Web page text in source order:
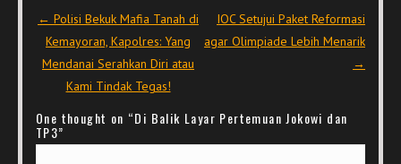
Post navigation
← Polisi Bekuk Mafia Tanah di
Kemayoran, Kapolres: Yang
Mendanai Serahkan Diri atau
Kami Tindak Tegas!
IOC Setujui Paket Reformasi
agar Olimpiade Lebih Menarik
→
One thought on “Di Balik Layar Pertemuan Jokowi dan
TP3”